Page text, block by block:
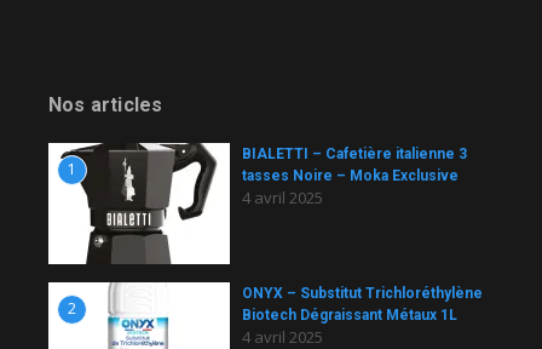
Nos articles
1
BIALETTI – Cafetière italienne 3
tasses Noire – Moka Exclusive
4 avril 2025
2
ONYX – Substitut Trichloréthylène
Biotech Dégraissant Métaux 1L
4 avril 2025